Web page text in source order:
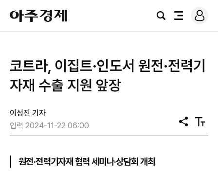
아
주
경
검
전
로
그
코트라, 이집트·인도서 원전·전력기
자재 수출 지원 앞장
이성진 기자
입력 2024-11-22 06:00
공
유
텍
스
원전·전력기자재 협력 세미나·상담회 개최